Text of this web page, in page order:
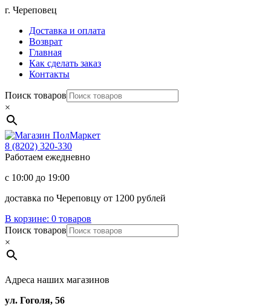
Перейти
содержимому
г. Череповец
Доставка и оплата
Возврат
Главная
Как сделать заказ
Контакты
Поиск товаров
×
Магазин
8 (8202) 320-330
Работаем ежедневно
с 10:00 до 19:00
доставка по Череповцу от 1200 рублей
В корзине: 0 товаров
Поиск товаров
×
Адреса наших магазинов
ул. Гоголя, 56